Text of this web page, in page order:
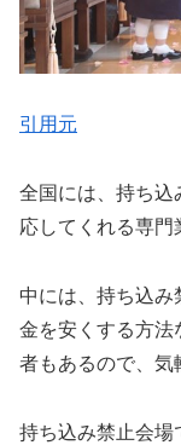
引用元
全国には、持ち込
応してくれる専門
中には、持ち込
金を安くする方法
者もあるので、気
持ち込み禁止会場